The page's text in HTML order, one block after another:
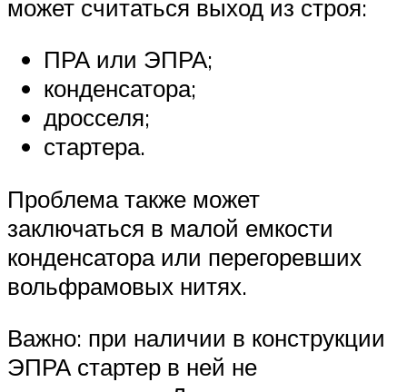
может считаться выход из строя:
ПРА или ЭПРА;
конденсатора;
дросселя;
стартера.
Проблема также может
заключаться в малой емкости
конденсатора или перегоревших
вольфрамовых нитях.
Важно: при наличии в конструкции
ЭПРА стартер в ней не